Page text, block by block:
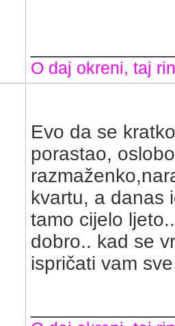
O daj okreni, taj
Evo da se
porastao,
kvartu, a danas
tamo cijelo
dobro.. kad se
ispričati vam